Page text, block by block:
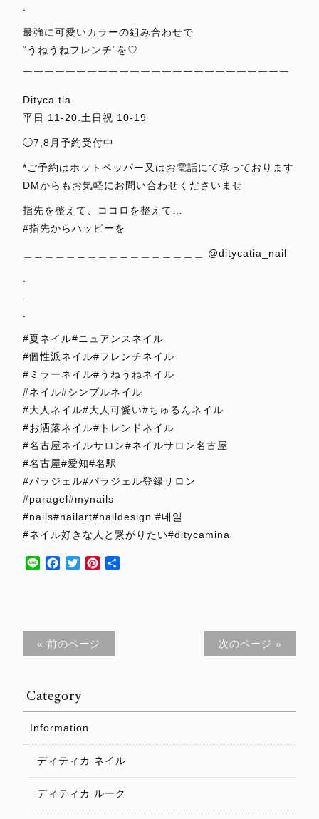
最強に可愛いカラーの組み合わせで
“うねうねフレンチ“を♡
￣￣￣￣￣￣￣￣￣￣￣￣￣￣￣￣￣￣￣￣￣￣￣￣￣
Dityca tia
平日 11-20.土日祝 10-19
◯7,8月予約受付中
*ご予約はホットペッパー又はお電話にて承っております
DMからもお気軽にお問い合わせくださいませ
指先を整えて、ココロを整えて…
#指先からハッピーを
＿＿＿＿＿＿＿＿＿＿＿＿＿＿＿＿＿ @ditycatia_nail
#夏ネイル#ニュアンスネイル
#個性派ネイル#フレンチネイル
#ミラーネイル#うねうねネイル
#ネイル#シンプルネイル
#大人ネイル#大人可愛い#ちゅるんネイル
#お洒落ネイル#トレンドネイル
#名古屋ネイルサロン#ネイルサロン名古屋
#名古屋#愛知#名駅
#パラジェル#パラジェル登録サロン
#paragel#mynails
#nails#nailart#naildesign #네일
#ネイル好きな人と繋がりたい#ditycamina
Line Facebook
TwitterPinterest
« 前のページ 次のページ »
Category
Information
ディティカ ネイル
ディティカ ルーク